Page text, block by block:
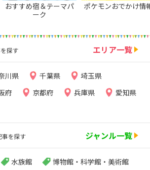
おすすめ宿＆テーマパ
ーク
ポケモンおでかけ情
探す エリア一覧
川県 千葉県
埼玉県
府 京都府 兵庫県
愛知県
事を探す ジャンル一覧
水族館
博物館・科学館・美術館